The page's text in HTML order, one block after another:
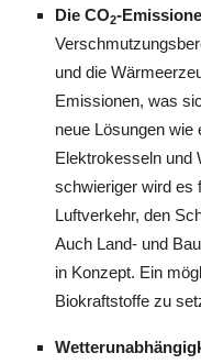
Die CO2-
und die
Emissionen, was
neue Lösungen
Elektrokesseln und
schwieriger wird es
Luftverkehr, den
Auch Land- und
in Konzept. Ein
Biokraftstoffe zu